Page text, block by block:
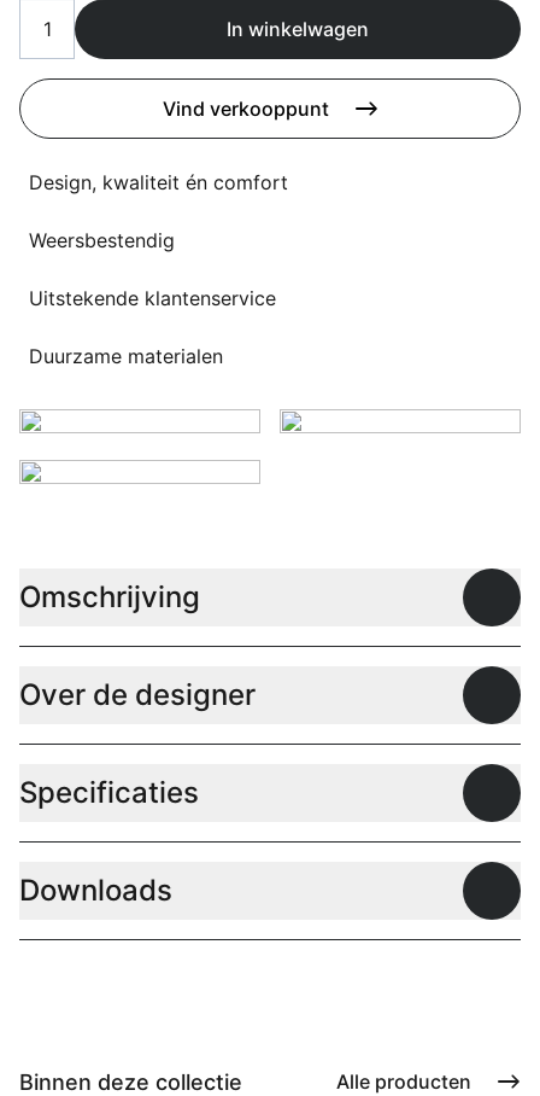
Deals
Flagship stores
Contact
3D modellen
Support
Nieuws
Events
Werken bij
In winkelwagen
Vind verkooppunt
Design, kwaliteit én comfort
Weersbestendig
Uitstekende klantenservice
Duurzame materialen
Omschrijving
Over de designer
Specificaties
Downloads
Binnen deze collectie Alle producten